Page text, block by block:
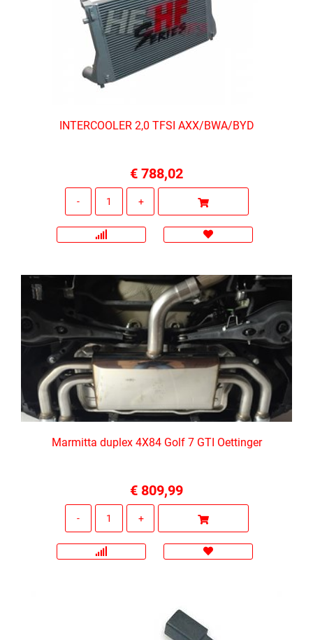
INTERCOOLER 2,0 TFSI AXX/BWA/BYD
€ 788,02
Marmitta duplex 4X84 Golf 7 GTI Oettinger
€ 809,99